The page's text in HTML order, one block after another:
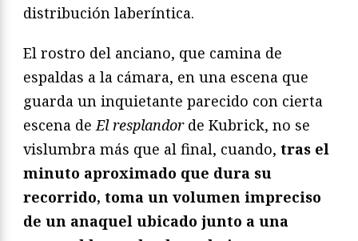
distribución laberíntica.
El rostro del anciano, que camina de
espaldas a la cámara, en una escena que
guarda un inquietante parecido con cierta
escena deEl resplandorde Kubrick, no se
vislumbra más que al final, cuando, tras el
minuto aproximado que dura su
recorrido, toma un volumen impreciso
de un anaquel ubicado junto a una